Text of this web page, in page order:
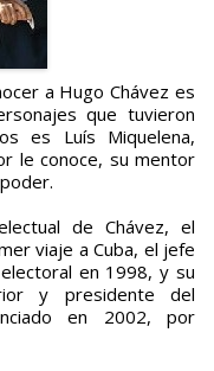
que tuvieron
es Luís Miquelena,
le conoce, su mentor
de Chávez, el
viaje a Cuba, el jefe
en 1998, y su
y presidente del
en 2002, por